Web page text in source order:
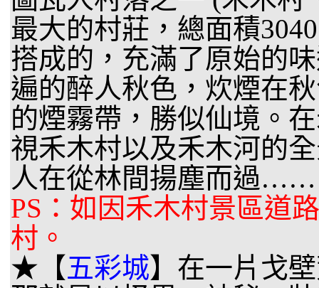
最大的村莊，總面積
搭成的，充滿了原始的
遍的醉人秋色，炊煙在
的煙霧帶，勝似仙境。
視禾木村以及禾木河的
人在從林間揚塵而過……
PS：如因禾木村景區道
村。
★【五彩城】在一片戈